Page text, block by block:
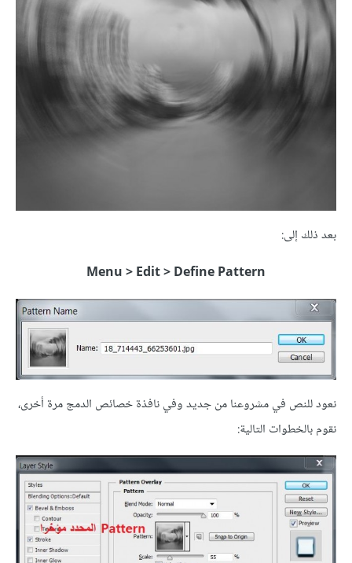
بعد ذلك إلى:
Menu > Edit > Define Pattern
نعود للنص في مشروعنا من جديد وفي نافذة خصائص الدمج مرة أخرى،
نقوم بالخطوات التالية: